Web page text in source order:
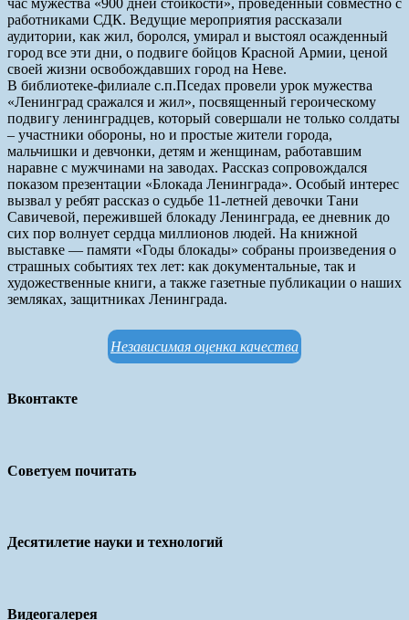
работниками СДК. Ведущие мероприятия рассказали
аудитории, как жил, боролся, умирал и выстоял осажденный
город все эти дни, о подвиге бойцов Красной Армии, ценой
своей жизни освобождавших город на Неве.
В библиотеке-филиале с.п.Пседах провели урок мужества
«Ленинград сражался и жил», посвященный героическому
подвигу ленинградцев, который совершали не только солдаты
– участники обороны, но и простые жители города,
мальчишки и девчонки, детям и женщинам, работавшим
наравне с мужчинами на заводах. Рассказ сопровождался
показом презентации «Блокада Ленинграда». Особый интерес
вызвал у ребят рассказ о судьбе 11-летней девочки Тани
Савичевой, пережившей блокаду Ленинграда, ее дневник до
сих пор волнует сердца миллионов людей. На книжной
выставке — памяти «Годы блокады» собраны произведения о
страшных событиях тех лет: как документальные, так и
художественные книги, а также газетные публикации о наших
земляках, защитниках Ленинграда.
Независимая оценка качества
Вконтакте
Советуем почитать
Десятилетие науки и технологий
Видеогалерея